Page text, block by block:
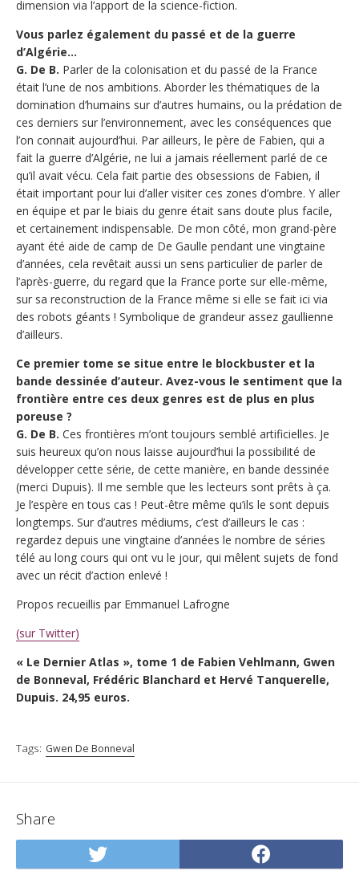
dimension via l’apport de la science-fiction.
Vous parlez également du passé et de la guerre
d’Algérie…
G. De B. Parler de la colonisation et du passé de la France
était l’une de nos ambitions. Aborder les thématiques de la
domination d’humains sur d’autres humains, ou la prédation de
ces derniers sur l’environnement, avec les conséquences que
l’on connait aujourd’hui. Par ailleurs, le père de Fabien, qui a
fait la guerre d’Algérie, ne lui a jamais réellement parlé de ce
qu’il avait vécu. Cela fait partie des obsessions de Fabien, il
était important pour lui d’aller visiter ces zones d’ombre. Y aller
en équipe et par le biais du genre était sans doute plus facile,
et certainement indispensable. De mon côté, mon grand-père
ayant été aide de camp de De Gaulle pendant une vingtaine
d’années, cela revêtait aussi un sens particulier de parler de
l’après-guerre, du regard que la France porte sur elle-même,
sur sa reconstruction de la France même si elle se fait ici via
des robots géants ! Symbolique de grandeur assez gaullienne
d’ailleurs.
Ce premier tome se situe entre le blockbuster et la
bande dessinée d’auteur. Avez-vous le sentiment que la
frontière entre ces deux genres est de plus en plus
poreuse ?
G. De B. Ces frontières m’ont toujours semblé artificielles. Je
suis heureux qu’on nous laisse aujourd’hui la possibilité de
développer cette série, de cette manière, en bande dessinée
(merci Dupuis). Il me semble que les lecteurs sont prêts à ça.
Je l’espère en tous cas ! Peut-être même qu’ils le sont depuis
longtemps. Sur d’autres médiums, c’est d’ailleurs le cas :
regardez depuis une vingtaine d’années le nombre de séries
télé au long cours qui ont vu le jour, qui mêlent sujets de fond
avec un récit d’action enlevé !
Propos recueillis par Emmanuel Lafrogne
(sur Twitter)
« Le Dernier Atlas », tome 1 de Fabien Vehlmann, Gwen
de Bonneval, Frédéric Blanchard et Hervé Tanquerelle,
Dupuis. 24,95 euros.
Tags: Gwen De Bonneval
Share
Share
on
on